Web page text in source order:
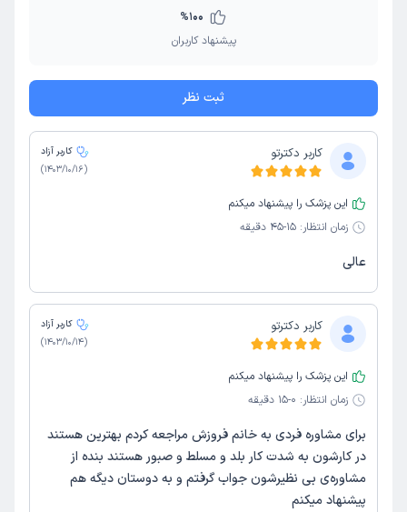
%100
پیشنهاد کاربران
ثبت نظر
کاربر دکترتو
کاربر آزاد
(
1403/10/16
)
این پزشک را پیشنهاد میکنم
زمان انتظار: 15-45 دقیقه
عالی
کاربر دکترتو
کاربر آزاد
(
1403/10/14
)
این پزشک را پیشنهاد میکنم
زمان انتظار: 0-15 دقیقه
برای مشاوره فردی به خانم فروزش مراجعه کردم بهترین هستند
در کارشون به شدت کار بلد و مسلط و صبور هستند بنده از
مشاوره‌ی بی نظیرشون جواب گرفتم و به دوستان دیگه هم
پیشنهاد میکنم